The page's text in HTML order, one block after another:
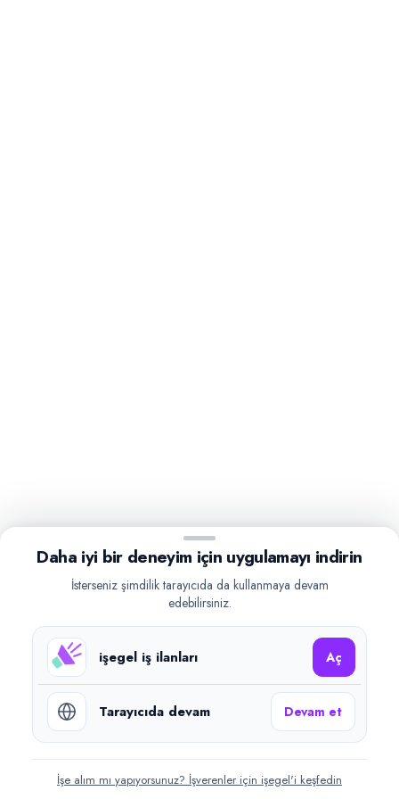
Daha iyi bir deneyim için uygulamayı indirin
İsterseniz şimdilik tarayıcıda da kullanmaya devam
edebilirsiniz.
işegel iş ilanları Aç
Tarayıcıda devam Devam et
İşe alım mı yapıyorsunuz? İşverenler için işegel'i keşfedin